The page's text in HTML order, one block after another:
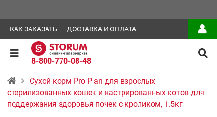
КАК ЗАКАЗАТЬ ДОСТАВКА И ОПЛАТА
8-800-770-08-48
Сухой корм Pro Plan для взрослых
стерилизованных кошек и кастрированных котов для
поддержания здоровья почек с кроликом, 1.5кг